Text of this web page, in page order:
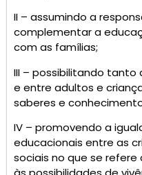
II – assumindo a
complementar a
com as famílias;
III – possibilitando tanto
e entre adultos e
saberes e
IV – promovendo a
educacionais entre as
sociais no que se